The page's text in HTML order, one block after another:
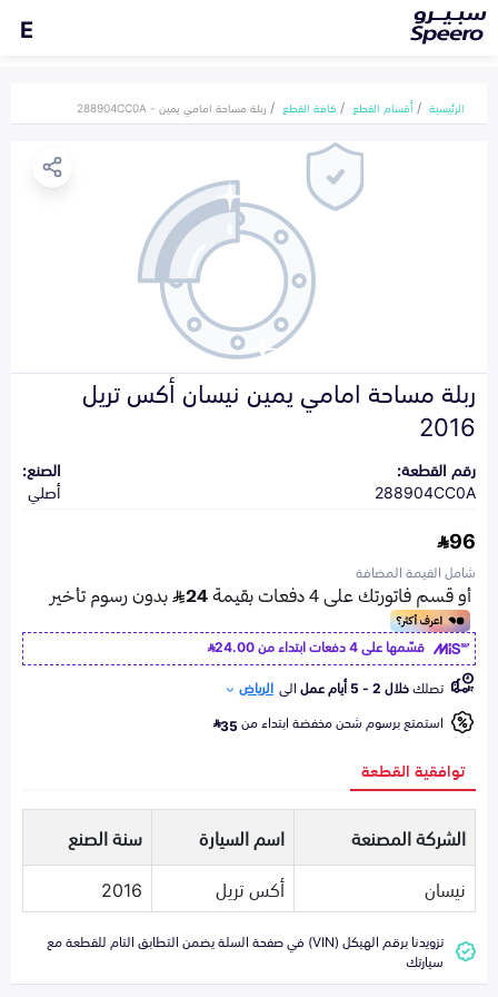
E
الرئيسية أقسام القطع كافة القطع ربلة مساحة امامي يمين - 288904CC0A
ربلة مساحة امامي يمين نيسان أكس تريل
2016
رقم القطعة:
288904CC0A
الصنع:
أصلي
96
شامل القيمة المضافة
قسّمها على 4 دفعات ابتداء من
24.00
تصلكخلال 2 - 5 أيام عمل الى الرياض
استمتع برسوم شحن مخفضة ابتداء من35
توافقية القطعة
الشركة المصنعة اسم السيارة
سنة الصنع
نيسان
أكس تريل 2016
تزويدنا برقم الهيكل (VIN) في صفحة السلة يضمن التطابق التام للقطعة مع
سيارتك